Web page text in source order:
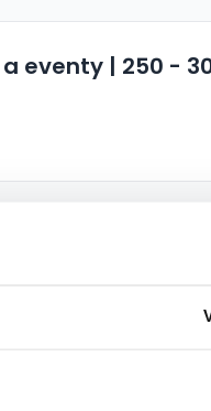
eventy | 250 -
Kč/hod!